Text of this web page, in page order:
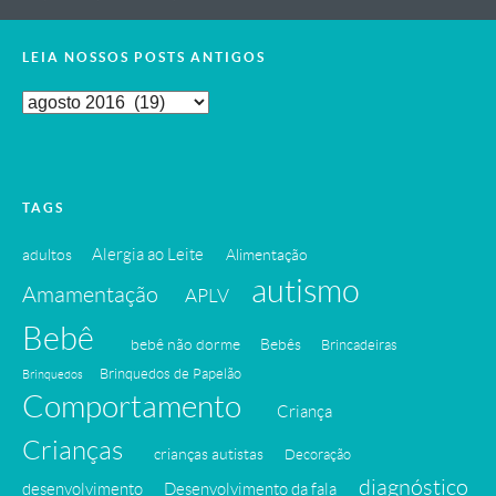
LEIA NOSSOS POSTS ANTIGOS
Leia
TAGS
adultos Alergia ao Leite Alimentação
Amamentação APLV
autismo
Bebê
bebê não dorme Bebês Brincadeiras
Brinquedos Brinquedos de Papelão
Comportamento Criança
Crianças crianças autistas Decoração
desenvolvimento Desenvolvimento da fala diagnóstico